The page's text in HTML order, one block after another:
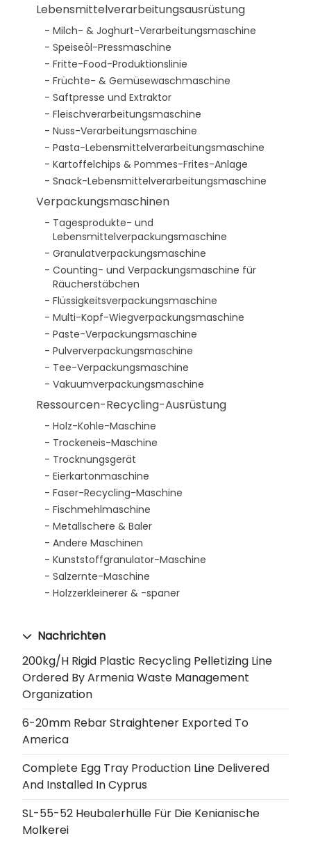
Lebensmittelverarbeitungsausrüstung
Milch- & Joghurt-Verarbeitungsmaschine
Speiseöl-Pressmaschine
Fritte-Food-Produktionslinie
Früchte- & Gemüsewaschmaschine
Saftpresse und Extraktor
Fleischverarbeitungsmaschine
Nuss-Verarbeitungsmaschine
Pasta-Lebensmittelverarbeitungsmaschine
Kartoffelchips & Pommes-Frites-Anlage
Snack-Lebensmittelverarbeitungsmaschine
Verpackungsmaschinen
Tagesprodukte- und
Lebensmittelverpackungsmaschine
Granulatverpackungsmaschine
Counting- und Verpackungsmaschine für
Räucherstäbchen
Flüssigkeitsverpackungsmaschine
Multi-Kopf-Wiegverpackungsmaschine
Paste-Verpackungsmaschine
Pulververpackungsmaschine
Tee-Verpackungsmaschine
Vakuumverpackungsmaschine
Ressourcen-Recycling-Ausrüstung
Holz-Kohle-Maschine
Trockeneis-Maschine
Trocknungsgerät
Eierkartonmaschine
Faser-Recycling-Maschine
Fischmehlmaschine
Metallschere & Baler
Andere Maschinen
Kunststoffgranulator-Maschine
Salzernte-Maschine
Holzzerkleinerer & -spaner
Nachrichten
200kg/h Rigid Plastic Recycling Pelletizing Line
Ordered By Armenia Waste Management
Organization
6-20mm Rebar Straightener Exported To
America
Complete Egg Tray Production Line Delivered
And Installed In Cyprus
SL-55-52 Heubalerhülle Für Die Kenianische
Molkerei